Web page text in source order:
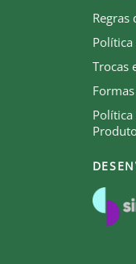
Regras
Política
Trocas
Política